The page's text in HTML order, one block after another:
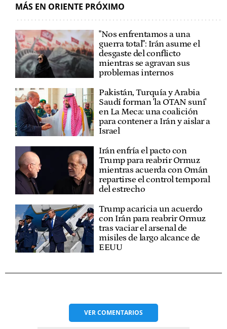
MÁS EN ORIENTE PRÓXIMO
"Nos enfrentamos a una
guerra total": Irán asume el
desgaste del conflicto
mientras se agravan sus
problemas internos
Pakistán, Turquía y Arabia
Saudí forman 'la OTAN suní'
en La Meca: una coalición
para contener a Irán y aislar a
Israel
Irán enfría el pacto con
Trump para reabrir Ormuz
mientras acuerda con Omán
repartirse el control temporal
del estrecho
Trump acaricia un acuerdo
con Irán para reabrir Ormuz
tras vaciar el arsenal de
misiles de largo alcance de
EEUU
VERCOMENTARIOS